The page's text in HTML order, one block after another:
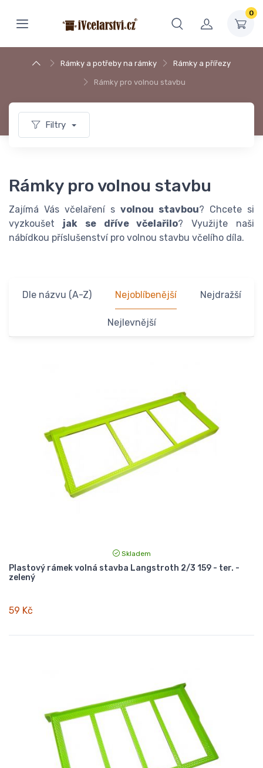
0
Rámky a potřeby na rámky Rámky a přířezy
Rámky pro volnou stavbu
Filtry
Rámky pro volnou stavbu
Zajímá Vás včelaření s volnou stavbou? Chcete si
vyzkoušet jak se dříve včelařilo? Využijte naši
nábídkou příslušenství pro volnou stavbu včelího díla.
Dle názvu (A-Z) Nejoblíbenější Nejdražší
Nejlevnější
Skladem
Plastový rámek volná stavba Langstroth 2/3 159 - ter. -
zelený
59 Kč